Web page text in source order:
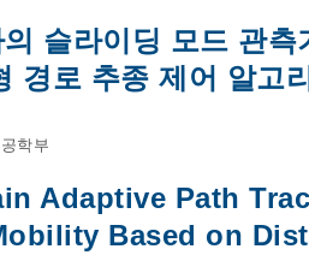
슬라이딩 모드 관
경로 추종 제어 알고
학부
Adaptive Path
Based on